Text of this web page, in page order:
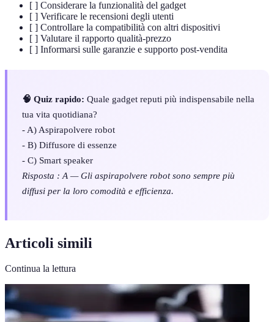
[ ] Considerare la funzionalità del gadget
[ ] Verificare le recensioni degli utenti
[ ] Controllare la compatibilità con altri dispositivi
[ ] Valutare il rapporto qualità-prezzo
[ ] Informarsi sulle garanzie e supporto post-vendita
🧠 Quiz rapido: Quale gadget reputi più indispensabile nella
tua vita quotidiana?
- A) Aspirapolvere robot
- B) Diffusore di essenze
- C) Smart speaker
Risposta : A — Gli aspirapolvere robot sono sempre più
diffusi per la loro comodità e efficienza.
Articoli simili
Continua la lettura